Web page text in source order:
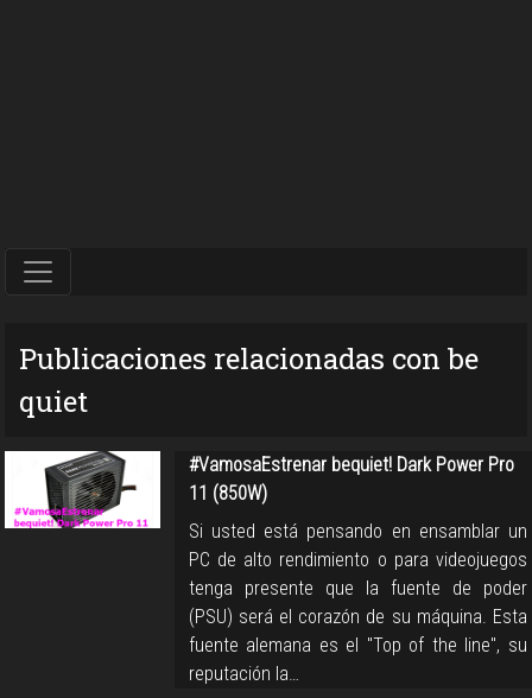
Publicaciones relacionadas con be
quiet
#VamosaEstrenar bequiet! Dark Power Pro
11 (850W)
Si usted está pensando en ensamblar un
PC de alto rendimiento o para videojuegos
tenga presente que la fuente de poder
(PSU) será el corazón de su máquina. Esta
fuente alemana es el "Top of the line", su
reputación la…